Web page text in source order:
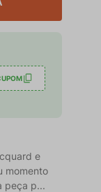
e
momento
peça p...